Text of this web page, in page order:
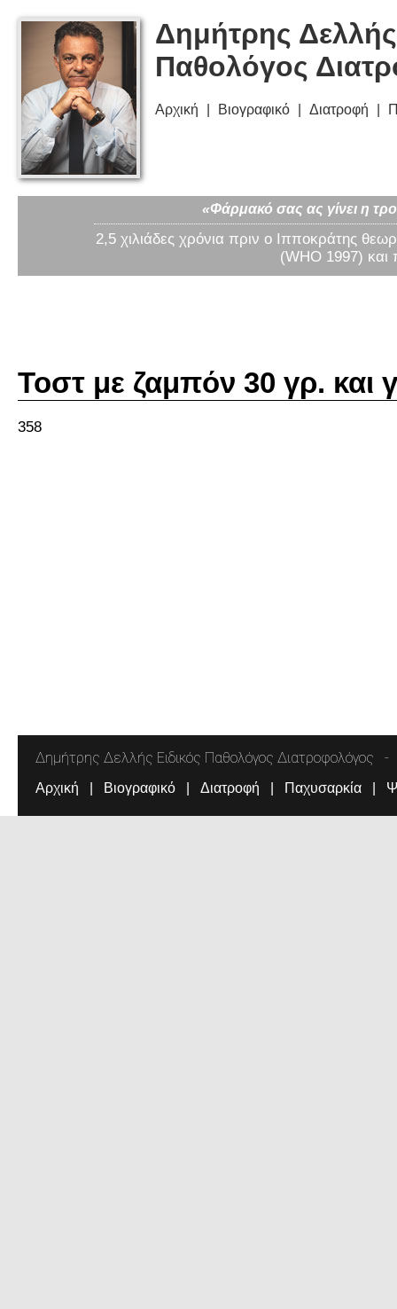
Δημήτρης
Παθολόγος
Αρχική Βιογραφικό Διατροφή
«Φάρμακό σας ας γίνει η
2,5 χιλιάδες χρόνια πριν ο Ιπποκράτης
(WHO 1997) και
Τοστ με ζαμπόν 30 γρ. και
358
Δημήτρης Δελλής Ειδικός Παθολόγος Διατροφολόγος
Αρχική Βιογραφικό Διατροφή Παχυσαρκία